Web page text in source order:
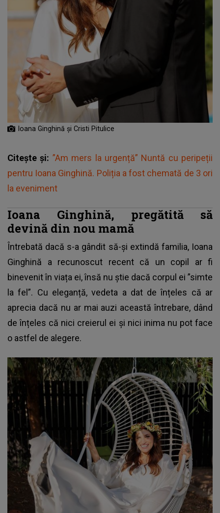
Ioana Ginghină și Cristi Pitulice
Citește și: ”Am mers la urgență” Nuntă cu peripeții
pentru Ioana Ginghină. Poliția a fost chemată de 3 ori
la eveniment
Ioana Ginghină, pregătită să
devină din nou mamă
Întrebată dacă s-a gândit să-și extindă familia, Ioana
Ginghină a recunoscut recent că un copil ar fi
binevenit în viața ei, însă nu știe dacă corpul ei ”simte
la fel”. Cu eleganță, vedeta a dat de înțeles că ar
aprecia dacă nu ar mai auzi această întrebare, dând
de înțeles că nici creierul ei și nici inima nu pot face
o astfel de alegere.